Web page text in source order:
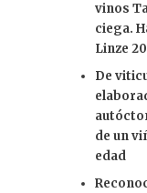
vinos
ciega.
Linze
De
de un
edad